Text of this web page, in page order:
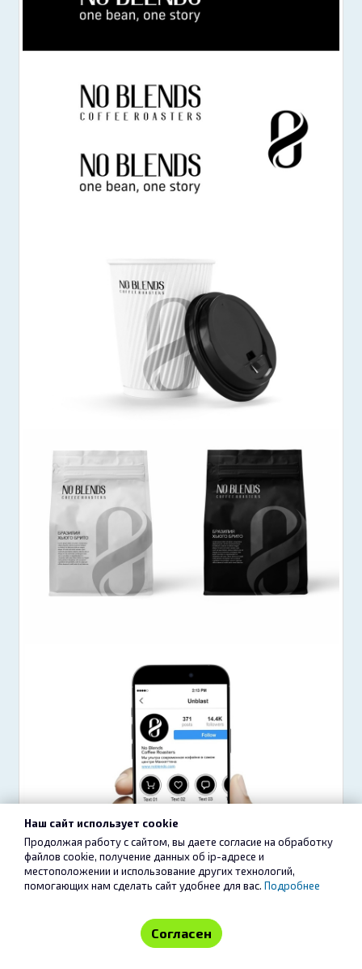
Наш сайт использует cookie
Продолжая работу с сайтом, вы даете согласие на обработку
файлов cookie, получение данных об ip-адресе и
местоположении и использование других технологий,
помогающих нам сделать сайт удобнее для вас. Подробнее
Согласен